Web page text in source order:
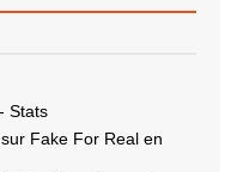
Stats
Fake For Real en